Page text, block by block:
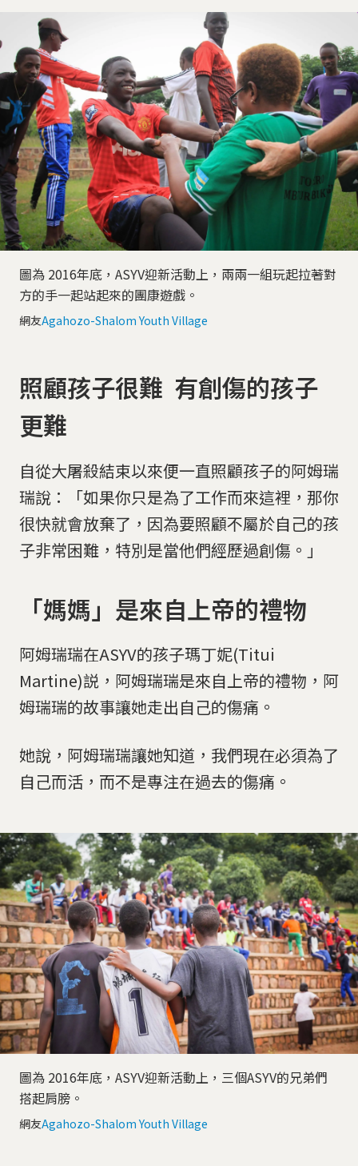
圖為 2016年底，ASYV迎新活動上，兩兩一組玩起拉著對
方的手一起站起來的團康遊戲。
網友Agahozo-Shalom Youth Village
照顧孩子很難 有創傷的孩子
更難
自從大屠殺結束以來便一直照顧孩子的阿姆瑞
瑞說：「如果你只是為了工作而來這裡，那你
很快就會放棄了，因為要照顧不屬於自己的孩
子非常困難，特別是當他們經歷過創傷。」
「媽媽」是來自上帝的禮物
阿姆瑞瑞在ASYV的孩子瑪丁妮(Titui
Martine)説，阿姆瑞瑞是來自上帝的禮物，阿
姆瑞瑞的故事讓她走出自己的傷痛。
她說，阿姆瑞瑞讓她知道，我們現在必須為了
自己而活，而不是專注在過去的傷痛。
圖為 2016年底，ASYV迎新活動上，三個ASYV的兄弟們
搭起肩膀。
網友Agahozo-Shalom Youth Village